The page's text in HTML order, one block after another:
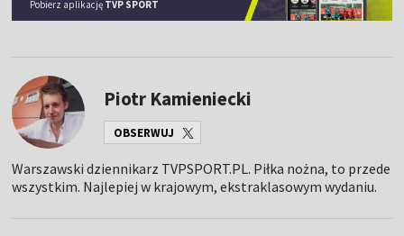
Pobierz aplikację TVP SPORT
Piotr Kamieniecki
OBSERWUJ
Warszawski dziennikarz TVPSPORT.PL. Piłka nożna, to przede
wszystkim. Najlepiej w krajowym, ekstraklasowym wydaniu.